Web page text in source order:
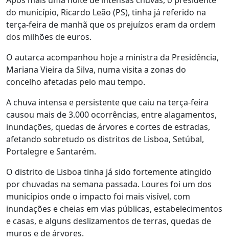
do município, Ricardo Leão (PS), tinha já referido na
terça-feira de manhã que os prejuízos eram da ordem
dos milhões de euros.
O autarca acompanhou hoje a ministra da Presidência,
Mariana Vieira da Silva, numa visita a zonas do
concelho afetadas pelo mau tempo.
A chuva intensa e persistente que caiu na terça-feira
causou mais de 3.000 ocorrências, entre alagamentos,
inundações, quedas de árvores e cortes de estradas,
afetando sobretudo os distritos de Lisboa, Setúbal,
Portalegre e Santarém.
O distrito de Lisboa tinha já sido fortemente atingido
por chuvadas na semana passada. Loures foi um dos
municípios onde o impacto foi mais visível, com
inundações e cheias em vias públicas, estabelecimentos
e casas, e alguns deslizamentos de terras, quedas de
muros e de árvores.